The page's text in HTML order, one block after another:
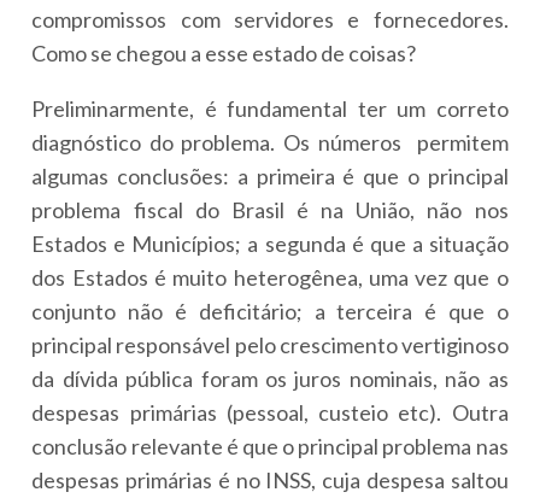
compromissos com servidores e fornecedores.
Como se chegou a esse estado de coisas?
Preliminarmente, é fundamental ter um correto
diagnóstico do problema. Os números permitem
algumas conclusões: a primeira é que o principal
problema fiscal do Brasil é na União, não nos
Estados e Municípios; a segunda é que a situação
dos Estados é muito heterogênea, uma vez que o
conjunto não é deficitário; a terceira é que o
principal responsável pelo crescimento vertiginoso
da dívida pública foram os juros nominais, não as
despesas primárias (pessoal, custeio etc). Outra
conclusão relevante é que o principal problema nas
despesas primárias é no INSS, cuja despesa saltou